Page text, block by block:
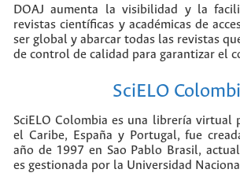
DOAJ aumenta la visibilidad y la
revistas científicas y académicas de
ser global y abarcar todas las revistas
de control de calidad para garantizar el
SciELO
SciELO Colombia es una librería virtual
el Caribe, España y Portugal, fue
año de 1997 en Sao Pablo Brasil,
es gestionada por la Universidad